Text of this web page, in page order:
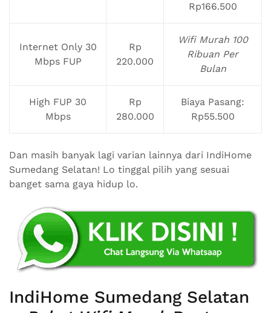
Rp166.500
Internet Only 30
Mbps FUP
Rp
220.000
Wifi Murah 100
Ribuan Per
Bulan
High FUP 30
Mbps
Rp
280.000
Biaya Pasang:
Rp55.500
Dan masih banyak lagi varian lainnya dari IndiHome
Sumedang Selatan! Lo tinggal pilih yang sesuai
banget sama gaya hidup lo.
IndiHome Sumedang Selatan